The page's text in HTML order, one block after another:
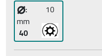
⌀:
mm
40
10